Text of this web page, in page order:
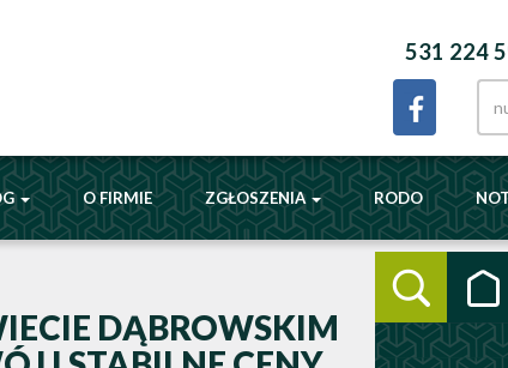
531 224
O FIRMIE ZGŁOSZENIA RODO
DĄBROWSKIM